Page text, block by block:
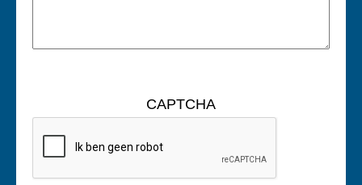
CAPTCHA